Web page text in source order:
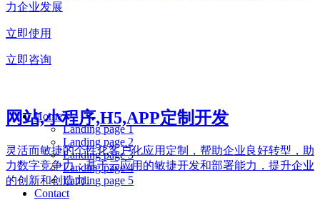
力企业发展
立即使用
立即咨询
网站,小程序,H5,APP定制开发
灵活而敏捷的个性化客户化应用定制，帮助企业良好转型，助
力数字竞争力；基于云应用的敏捷开发和部署能力，提升企业
的创新和创造力。
Home
Landing page 1
Landing page 2
Landing page 3
Landing page 4
Landing page 5
Contact